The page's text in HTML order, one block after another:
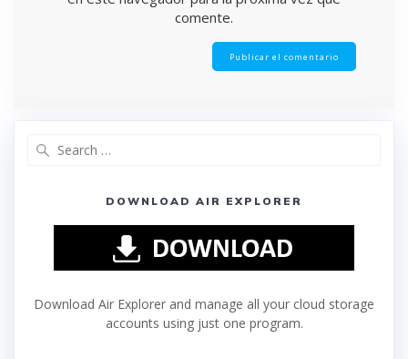
comente.
DOWNLOAD AIR EXPLORER
Download Air Explorer and manage all your cloud storage
accounts using just one program.